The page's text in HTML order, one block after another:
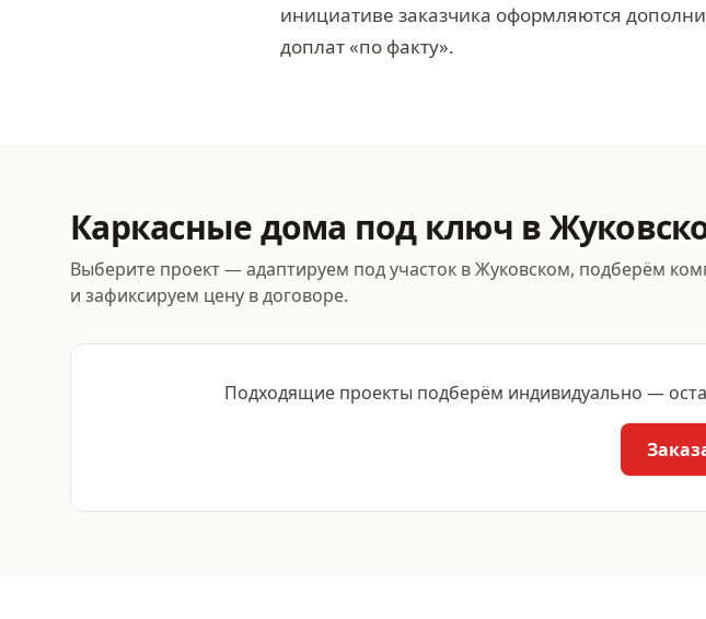
инициативе заказчика оформляются
доплат «по факту».
Каркасные дома под ключ в
Выберите проект — адаптируем под участок в Жуковском, подберём
и зафиксируем цену в договоре.
Подходящие проекты подберём индивидуально —